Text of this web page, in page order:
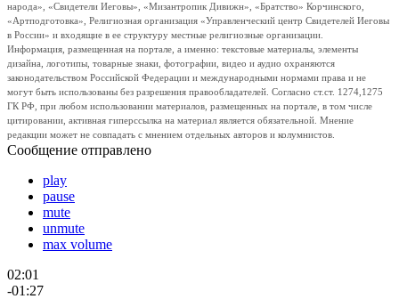
народа», «Свидетели Иеговы», «Мизантропик Дивижн», «Братство» Корчинского,
«Артподготовка», Религиозная организация «Управленческий центр Свидетелей Иеговы
в России» и входящие в ее структуру местные религиозные организации.
Информация, размещенная на портале, а именно: текстовые материалы, элементы
дизайна, логотипы, товарные знаки, фотографии, видео и аудио охраняются
законодательством Российской Федерации и международными нормами права и не
могут быть использованы без разрешения правообладателей. Согласно ст.ст. 1274,1275
ГК РФ, при любом использовании материалов, размещенных на портале, в том числе
цитировании, активная гиперссылка на материал является обязательной. Мнение
редакции может не совпадать с мнением отдельных авторов и колумнистов.
Сообщение отправлено
play
pause
mute
unmute
max volume
02:01
-01:27